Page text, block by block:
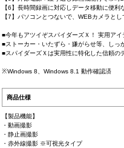
【6】長時間録画に対応しデータ移動に便
【7】パソコンとつないで、WEBカメラとし
■今年もアツイぞスパイダーズＸ！ 実用アイ
■ストーカー・いたずら・嫌がらせ等、しっ
■スパイダーズＸは実用性に特化した信頼の
※Windows 8、Windows 8.1 動作確認済
商品仕様
【製品機能】
・動画撮影
・静止画撮影
・赤外線撮影 ※可視光タイプ